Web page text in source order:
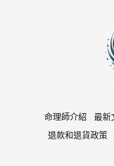
命理師介紹 最新
退款和退貨政策